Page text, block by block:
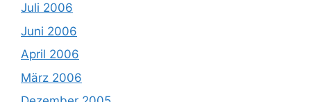
Juli 2006
Juni 2006
April 2006
März 2006